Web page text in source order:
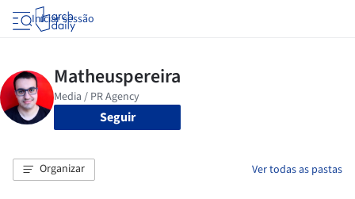
Iniciar sessão
Seguir
Organizar Ver todas as pastas